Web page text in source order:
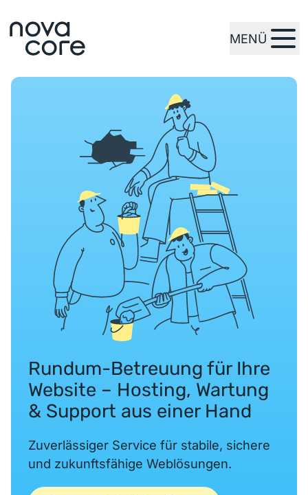
MENÜ
Rundum-Betreuung für Ihre
Website – Hosting, Wartung
& Support aus einer Hand
Zuverlässiger Service für stabile, sichere
und zukunftsfähige Weblösungen.